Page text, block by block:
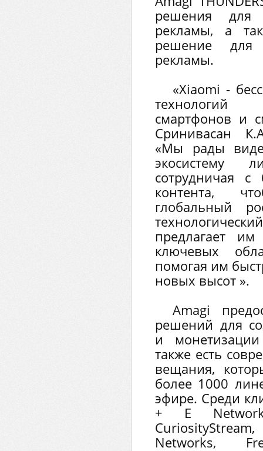
решения для
рекламы, а
решение для
рекламы.
«Xiaomi -
технологий
смартфонов и
Сринивасан
«Мы рады
экосистему
сотрудничая с
контента,
глобальный
предлагает
ключевых
помогая им
новых высот ».
Amagi
решений для
и
также есть
вещания,
более 1000
эфире. Среди
+ E
Networks,